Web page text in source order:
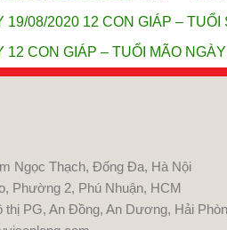
19/08/2020 12 CON GIÁP – TUỔI
12 CON GIÁP – TUỔI MÃO
Ngọc Thạch, Đống Đa, Hà Nội
Phường 2, Phú Nhuận, HCM
PG, An Đồng, An Dương, Hải